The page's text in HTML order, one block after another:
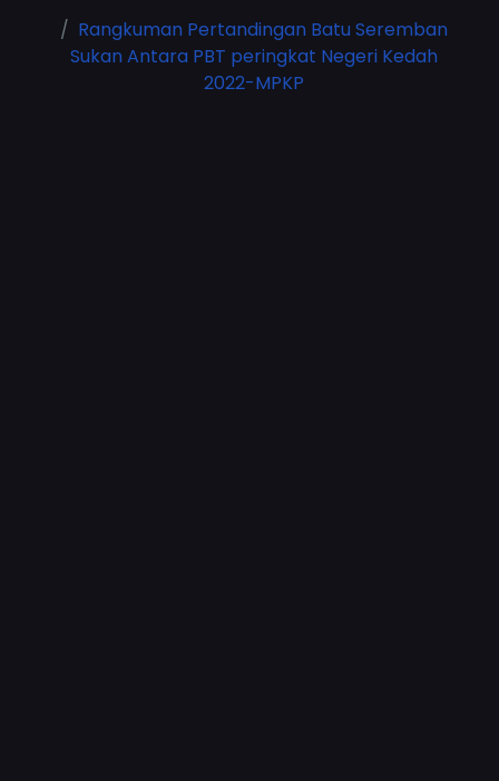
Rangkuman Pertandingan Batu Seremban
Sukan Antara PBT peringkat Negeri Kedah
2022-MPKP